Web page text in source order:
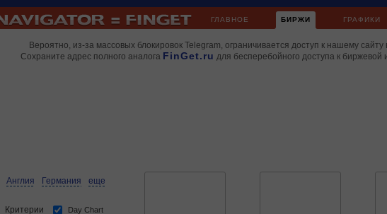
ГЛАВНОЕ БИРЖИ ГРАФИКИ
Вероятно, из-за массовых блокировок Telegram, ограничивается доступ к нашему сайту
Сохраните адрес полного аналога FinGet.ru для бесперебойного доступа к
Англия Германия еще
Критерии Day Chart